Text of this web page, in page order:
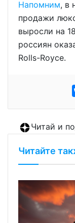
Напомним, в
продажи
выросли на
россиян
Rolls-Royce.
Читай и
Читайте